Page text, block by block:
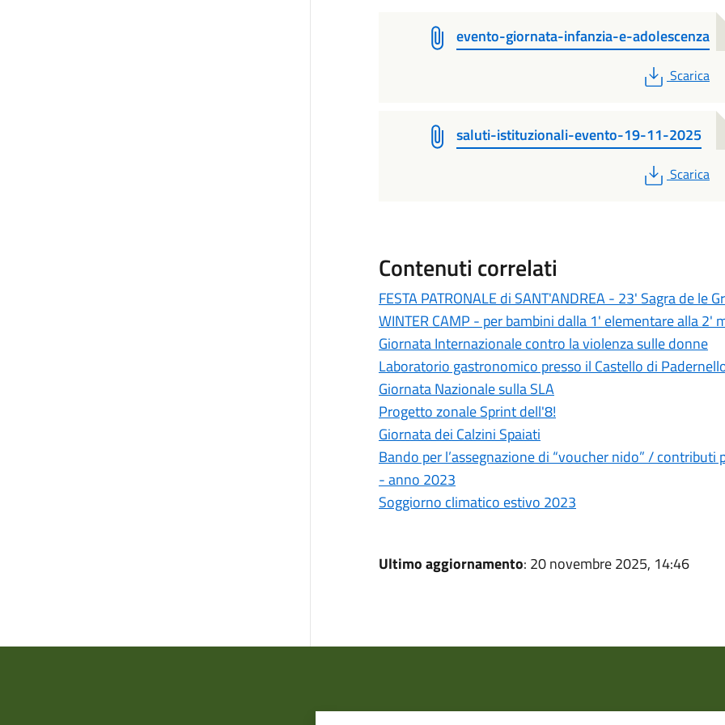
evento-giornata-infanzia-e-adolescenza
PDF
Scarica
saluti-istituzionali-evento-19-11-2025
PDF
Scarica
Contenuti correlati
FESTA PATRONALE di SANT'ANDREA - 23' Sagra de le
WINTER CAMP - per bambini dalla 1' elementare alla 2'
Giornata Internazionale contro la violenza sulle donne
Laboratorio gastronomico presso il Castello di
Giornata Nazionale sulla SLA
Progetto zonale Sprint dell'8!
Giornata dei Calzini Spaiati
Bando per l’assegnazione di “voucher nido” /
- anno 2023
Soggiorno climatico estivo 2023
Ultimo aggiornamento: 20 novembre 2025, 14:46